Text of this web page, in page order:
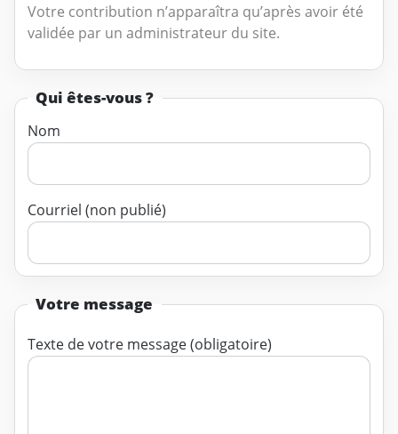
Votre contribution n’apparaîtra qu’après avoir été
validée par un administrateur du site.
Qui êtes-vous ?
Nom
Courriel (non publié)
Votre message
Texte de votre message (obligatoire)